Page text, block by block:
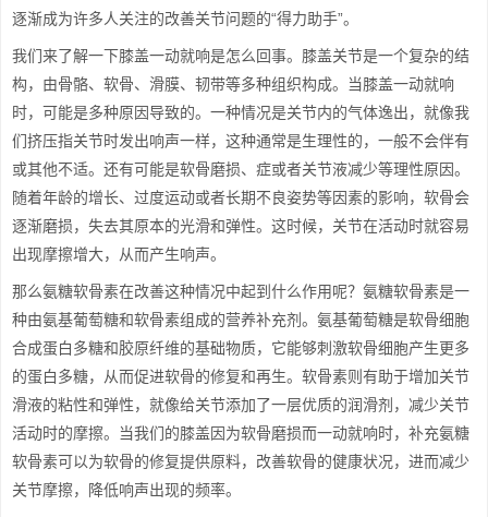
逐渐成为许多人关注的改善关节问题的“得力助手”。
我们来了解一下膝盖一动就响是怎么回事。膝盖关节是一个复杂的结
构，由骨骼、软骨、滑膜、韧带等多种组织构成。当膝盖一动就响
时，可能是多种原因导致的。一种情况是关节内的气体逸出，就像我
们挤压指关节时发出响声一样，这种通常是生理性的，一般不会伴有
或其他不适。还有可能是软骨磨损、症或者关节液减少等理性原因。
随着年龄的增长、过度运动或者长期不良姿势等因素的影响，软骨会
逐渐磨损，失去其原本的光滑和弹性。这时候，关节在活动时就容易
出现摩擦增大，从而产生响声。
那么氨糖软骨素在改善这种情况中起到什么作用呢？氨糖软骨素是一
种由氨基葡萄糖和软骨素组成的营养补充剂。氨基葡萄糖是软骨细胞
合成蛋白多糖和胶原纤维的基础物质，它能够刺激软骨细胞产生更多
的蛋白多糖，从而促进软骨的修复和再生。软骨素则有助于增加关节
滑液的粘性和弹性，就像给关节添加了一层优质的润滑剂，减少关节
活动时的摩擦。当我们的膝盖因为软骨磨损而一动就响时，补充氨糖
软骨素可以为软骨的修复提供原料，改善软骨的健康状况，进而减少
关节摩擦，降低响声出现的频率。